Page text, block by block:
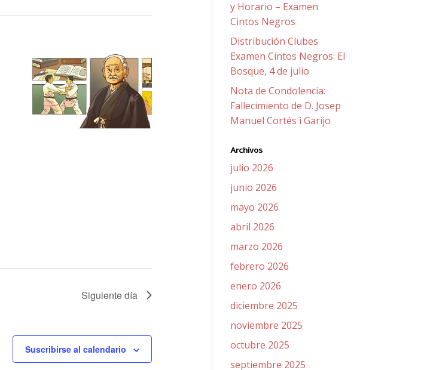
Siguiente día
Suscribirse al calendario
y Horario – Examen
Cintos Negros
Distribución Clubes
Examen Cintos Negros: El
Bosque, 4 de julio
Nota de Condolencia:
Fallecimiento de D. Josep
Manuel Cortés i Garijo
Archivos
julio 2026
junio 2026
mayo 2026
abril 2026
marzo 2026
febrero 2026
enero 2026
diciembre 2025
noviembre 2025
octubre 2025
septiembre 2025